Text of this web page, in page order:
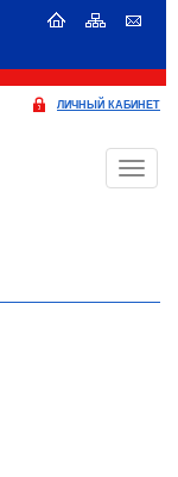
ЛИЧНЫЙ КАБИНЕТ
Меню